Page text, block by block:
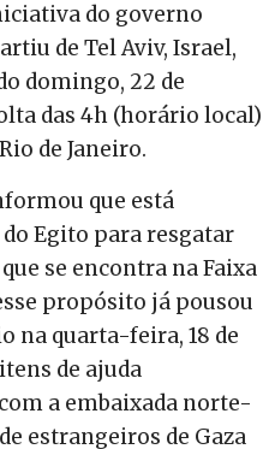
do governo
de Tel Aviv, Israel,
domingo, 22 de
das 4h (horário local)
de Janeiro.
que está
Egito para resgatar
se encontra na Faixa
propósito já pousou
na quarta-feira, 18 de
de ajuda
a embaixada norte-
estrangeiros de Gaza